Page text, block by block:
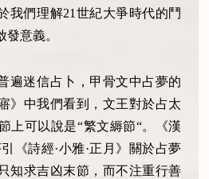
我們理解21世紀大爭時代的鬥
意義。
遍迷信占卜，甲骨文中占夢的
》中我們看到，文王對於占太
上可以說是“繁文縟節“。《漢
《詩經·小雅·正月》關於占夢
知求吉凶末節，而不注重行善